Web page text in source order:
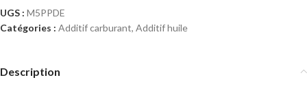
UGS : M5PPDE
Catégories : Additif carburant, Additif huile
Description